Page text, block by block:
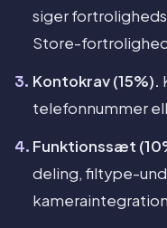
siger
Store-
Kontokrav (15%).
telefonnummer
Funktionssæt
deling, filtype-